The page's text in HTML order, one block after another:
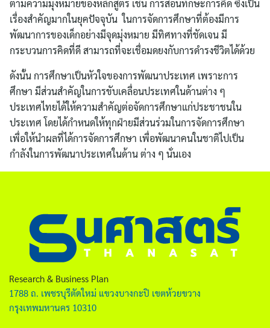
ค้นหา
ตามความมุ่งหมายของหลักสูตร เช่น การสอนทักษะการคิด ซึ่งเป็น
เรื่องสำคัญมากในยุคปัจจุบัน ในการจัดการศึกษาที่ต้องมีการ
พัฒนาการของเด็กอย่างมีจุดมุ่งหมาย มีทิศทางที่ชัดเจน มี
กระบวนการคิดที่ดี สามารถที่จะเชื่อมดยงกับการดำรงชีวิตได้ด้วย
ดังนั้น การศึกษาเป็นหัวใจของการพัฒนาประเทศ เพราะการ
ศึกษา มีส่วนสำคัญในการขับเคลื่อนประเทศในด้านต่าง ๆ
ประเทศไทยได้ให้ความสำคัญต่อจัดการศึกษาแก่ประชาชนใน
ประเทศ โดยได้กำหนดให้ทุกฝ่ายมีส่วนร่วมในการจัดการศึกษา
เพื่อให้นำผลที่ได้การจัดการศึกษา เพื่อพัฒนาคนในชาติไปเป็น
กำลังในการพัฒนาประเทศในด้าน ต่าง ๆ นั่นเอง
Research & Business Plan
1788 ถ. เพชรบุรีตัดใหม่ แขวงบางกะปิ เขตห้วยขวาง
กรุงเทพมหานคร 10310